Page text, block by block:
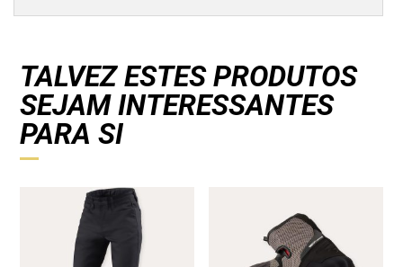
TALVEZ ESTES PRODUTOS
SEJAM INTERESSANTES
PARA SI